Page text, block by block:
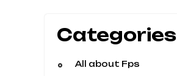
Categories
All about Fps